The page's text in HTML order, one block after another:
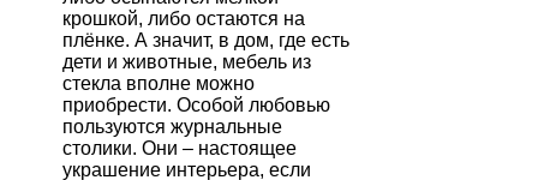
крошкой, либо остаются на
плёнке. А значит, в дом, где есть
дети и животные, мебель из
стекла вполне можно
приобрести. Особой любовью
пользуются журнальные
столики. Они – настоящее
украшение интерьера, если